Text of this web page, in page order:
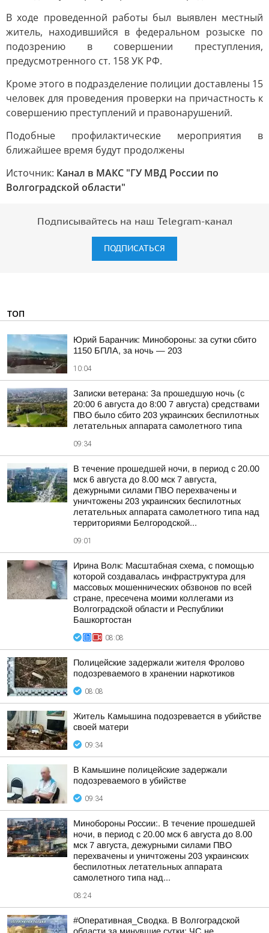
В ходе проведенной работы был выявлен местный
житель, находившийся в федеральном розыске по
подозрению в совершении преступления,
предусмотренного ст. 158 УК РФ.
Кроме этого в подразделение полиции доставлены 15
человек для проведения проверки на причастность к
совершению преступлений и правонарушений.
Подобные профилактические мероприятия в
ближайшее время будут продолжены
Источник: Канал в МАКС "ГУ МВД России по
Волгоградской области"
Подписывайтесь на наш Telegram-канал
ПОДПИСАТЬСЯ
ТОП
Юрий Баранчик: Минобороны: за сутки сбито
1150 БПЛА, за ночь — 203
10:04
Записки ветерана: За прошедшую ночь (с
20:00 6 августа до 8:00 7 августа) средствами
ПВО было сбито 203 украинских беспилотных
летательных аппарата самолетного типа
09:34
В течение прошедшей ночи, в период с 20.00
мск 6 августа до 8.00 мск 7 августа,
дежурными силами ПВО перехвачены и
уничтожены 203 украинских беспилотных
летательных аппарата самолетного типа над
территориями Белгородской...
09:01
Ирина Волк: Масштабная схема, с помощью
которой создавалась инфраструктура для
массовых мошеннических обзвонов по всей
стране, пресечена моими коллегами из
Волгоградской области и Республики
Башкортостан
08:08
Полицейские задержали жителя Фролово
подозреваемого в хранении наркотиков
08:08
Житель Камышина подозревается в убийстве
своей матери
09:34
В Камышине полицейские задержали
подозреваемого в убийстве
09:34
Минобороны России:. В течение прошедшей
ночи, в период с 20.00 мск 6 августа до 8.00
мск 7 августа, дежурными силами ПВО
перехвачены и уничтожены 203 украинских
беспилотных летательных аппарата
самолетного типа над...
08:24
#Оперативная_Сводка. В Волгоградской